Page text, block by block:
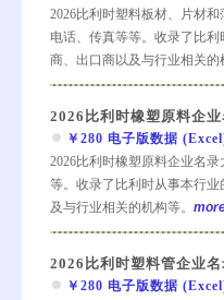
2026比利时塑料板材、片材
电话、传真等等。收录了比
商、出口商以及与行业相关的
2026比利时橡塑原料企
￥280 电子版数据
2026比利时橡塑原料企业名
等。收录了比利时从事本行
及与行业相关的机构等。
2026比利时塑料管企业名
￥280 电子版数据